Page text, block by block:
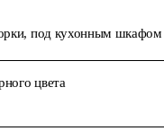
под кухонным шкафом
цвета